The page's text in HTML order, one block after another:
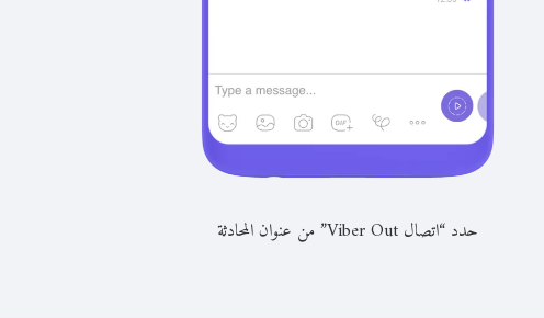
حدد “اتصال Viber Out” من عنوان المحادثة